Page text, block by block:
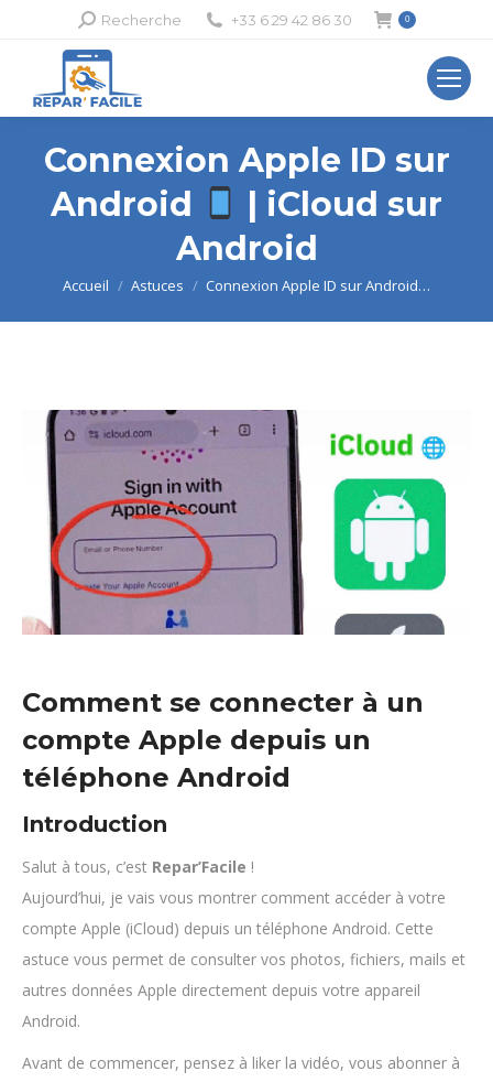
Recherche
Recherche +33 6 29 42 86 30 0
Connexion Apple ID sur
Android
| iCloud sur
Android
Vous êtes ici :
Accueil Astuces Connexion Apple ID sur Android…
Comment se connecter à un
compte Apple depuis un
téléphone Android
Introduction
Salut à tous, c’est Repar’Facile !
Aujourd’hui, je vais vous montrer comment accéder à votre
compte Apple (iCloud) depuis un téléphone Android. Cette
astuce vous permet de consulter vos photos, fichiers, mails et
autres données Apple directement depuis votre appareil
Android.
Avant de commencer, pensez à liker la vidéo, vous abonner à